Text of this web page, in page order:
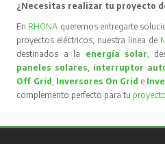
¿Necesitas realizar tu proyecto
En RHONA queremos entregarte
proyectos eléctricos, nuestra línea de
destinados a la energía solar,
paneles solares, interruptor
Off Grid, Inversores On Grid e
complemento perfecto para tu proyecto